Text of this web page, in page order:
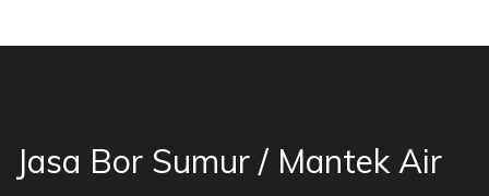
Jasa Bor Sumur / Mantek Air